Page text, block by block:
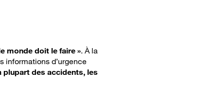
monde doit le faire ». À la
informations d’urgence
plupart des accidents, les